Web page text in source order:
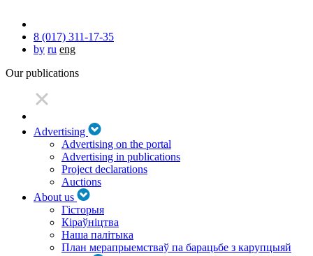
8 (017) 311-17-35
by ru eng
Our publications
Advertising
Advertising on the portal
Advertising in publications
Project declarations
Auctions
About us
Гісторыя
Кіраўніцтва
Наша палітыка
План мерапрыемстваў па барацьбе з карупцыяй